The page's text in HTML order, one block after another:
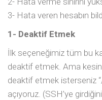
3- Hata veren hesabın
1- Deaktif Etmek
İlk seçeneğimiz tüm bu
deaktif etmek. Ama
deaktif etmek isterseniz
açıyoruz. (SSH’ye